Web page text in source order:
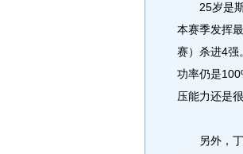
25岁是斯
本赛季发挥
赛）杀进4强
功率仍是
压能力还是
另外，丁